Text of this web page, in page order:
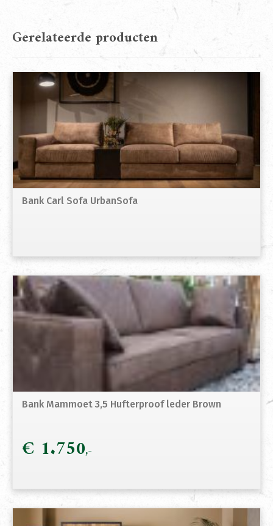
Gerelateerde producten
Bank Carl Sofa UrbanSofa
Bank Mammoet 3,5 Hufterproof leder Brown
€ 1.750